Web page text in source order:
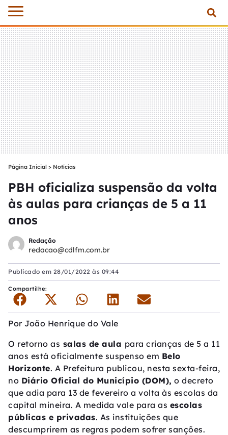
Página Inicial > Notícias
PBH oficializa suspensão da volta
às aulas para crianças de 5 a 11
anos
Redação
redacao@cdlfm.com.br
Publicado em 28/01/2022 às 09:44
Compartilhe:
Por João Henrique do Vale
O retorno as salas de aula para crianças de 5 a 11
anos está oficialmente suspenso em Belo
Horizonte. A Prefeitura publicou, nesta sexta-feira,
no Diário Oficial do Município (DOM), o decreto
que adia para 13 de fevereiro a volta às escolas da
capital mineira. A medida vale para as escolas
públicas e privadas. As instituições que
descumprirem as regras podem sofrer sanções.